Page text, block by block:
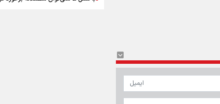
آب و هوا|اوقات شرعی|نظرسنجی